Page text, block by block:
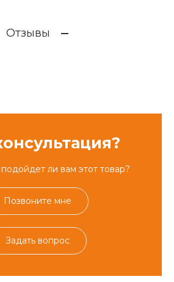
Отзывы
ли вам этот товар?
Позвоните мне
Задать вопрос